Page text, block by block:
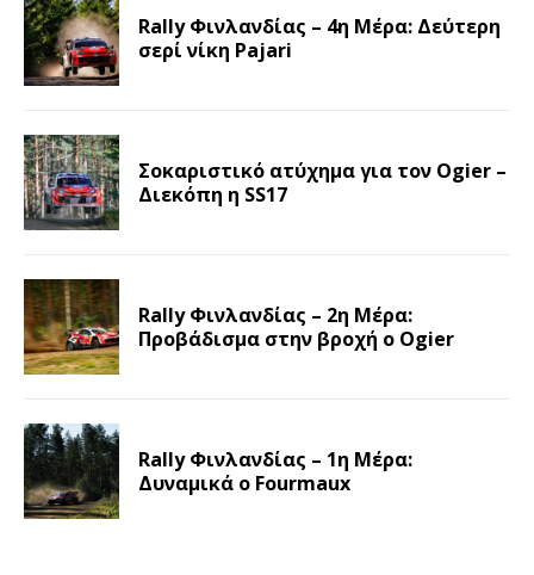
Rally Φινλανδίας – 4η Μέρα: Δεύτερη
σερί νίκη Pajari
Σοκαριστικό ατύχημα για τον Ogier –
Διεκόπη η SS17
Rally Φινλανδίας – 2η Μέρα:
Προβάδισμα στην βροχή ο Ogier
Rally Φινλανδίας – 1η Μέρα:
Δυναμικά ο Fourmaux